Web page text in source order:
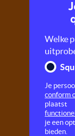
Veel,
Leer hoe
Welke
Je
conform
plaatst
je een
bieden.